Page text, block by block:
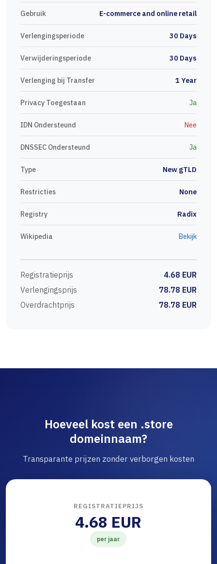
Gebruik E-commerce and online retail
Verlengingsperiode 30 Days
Verwijderingsperiode 30 Days
Verlenging bij Transfer 1 Year
Privacy Toegestaan Ja
IDN Ondersteund Nee
DNSSEC Ondersteund Ja
Type New gTLD
Restricties None
Registry Radix
Wikipedia Bekijk
Registratieprijs
4.68 EUR
Verlengingsprijs
78.78 EUR
Overdrachtprijs
78.78 EUR
Hoeveel kost een .store
domeinnaam?
Transparante prijzen zonder verborgen kosten
REGISTRATIEPRIJS
4.68 EUR
per jaar